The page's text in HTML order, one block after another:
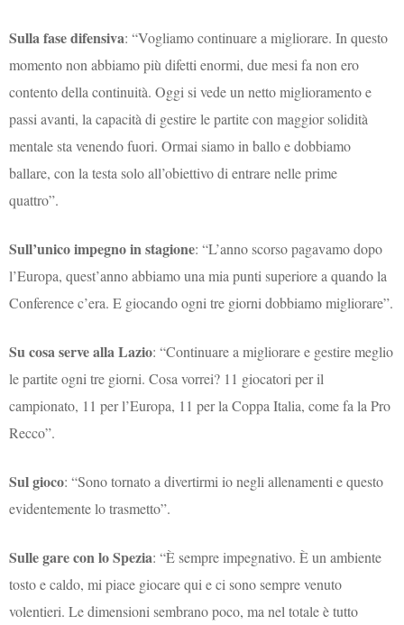
Sulla fase difensiva: “Vogliamo continuare a migliorare. In questo
momento non abbiamo più difetti enormi, due mesi fa non ero
contento della continuità. Oggi si vede un netto miglioramento e
passi avanti, la capacità di gestire le partite con maggior solidità
mentale sta venendo fuori. Ormai siamo in ballo e dobbiamo
ballare, con la testa solo all’obiettivo di entrare nelle prime
quattro”.
Sull’unico impegno in stagione: “L’anno scorso pagavamo dopo
l’Europa, quest’anno abbiamo una mia punti superiore a quando la
Conference c’era. E giocando ogni tre giorni dobbiamo migliorare”.
Su cosa serve alla Lazio: “Continuare a migliorare e gestire meglio
le partite ogni tre giorni. Cosa vorrei? 11 giocatori per il
campionato, 11 per l’Europa, 11 per la Coppa Italia, come fa la Pro
Recco”.
Sul gioco: “Sono tornato a divertirmi io negli allenamenti e questo
evidentemente lo trasmetto”.
Sulle gare con lo Spezia: “È sempre impegnativo. È un ambiente
tosto e caldo, mi piace giocare qui e ci sono sempre venuto
volentieri. Le dimensioni sembrano poco, ma nel totale è tutto